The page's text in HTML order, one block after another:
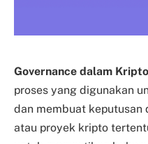
Governance dalam Kripto
proses yang digunakan
dan membuat
atau proyek kripto